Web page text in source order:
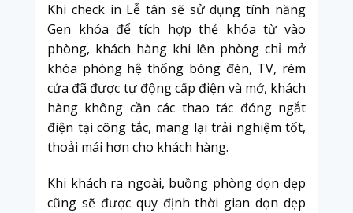
Khi check in Lễ tân sẽ sử dụng tính năng
Gen khóa để tích hợp thẻ khóa từ vào
phòng, khách hàng khi lên phòng chỉ mở
khóa phòng hệ thống bóng đèn, TV, rèm
cửa đã được tự động cấp điện và mở, khách
hàng không cần các thao tác đóng ngắt
điện tại công tắc, mang lại trải nghiệm tốt,
thoải mái hơn cho khách hàng.
Khi khách ra ngoài, buồng phòng dọn dẹp
cũng sẽ được quy định thời gian dọn dẹp